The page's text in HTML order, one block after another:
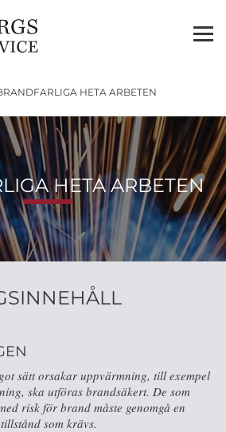
HETA ARBETEN
HETA ARBETEN
sätt orsakar uppvärmning, till exempel
ska utföras brandsäkert. De som
risk för brand måste genomgå en
som krävs.